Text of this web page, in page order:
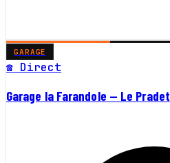
GARAGE
☎ Direct
Garage la Farandole — Le Pradet